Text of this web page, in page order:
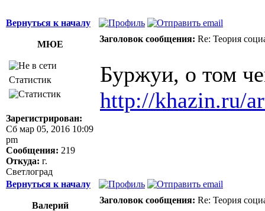
Вернуться к началу
МЮЕ
Заголовок сообщения: Re: Теория
Статистик
Зарегистрирован:
Сб мар 05, 2016 10:09
pm
Сообщения: 219
Откуда: г.
Светлоград
Буржуи, о том
http://khazin.ru/
Вернуться к началу
Валерий
Заголовок сообщения: Re: Теория